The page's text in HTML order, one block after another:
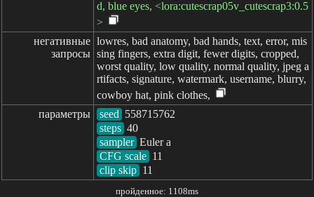
d, blue eyes, <lora:cutescrap05v_cutescrap3:0.5
>
негативные
запросы
lowres, bad anatomy, bad hands, text, error, mis
sing fingers, extra digit, fewer digits, cropped,
worst quality, low quality, normal quality, jpeg a
rtifacts, signature, watermark, username, blurry,
cowboy hat, pink clothes,
параметры
seed
steps
sampler
CFG scale
clip skip 11
пройденное: 1108ms